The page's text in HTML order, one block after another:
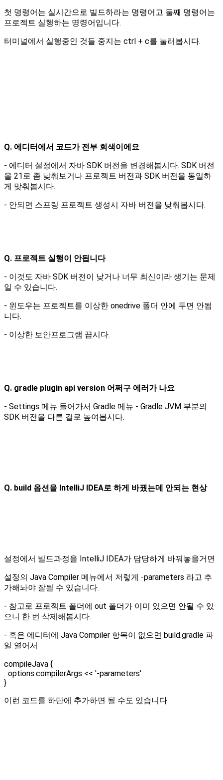
첫 명령어는 실시간으로 빌드하라는 명령어고 둘째 명령어는
프로젝트 실행하는 명령어입니다.
터미널에서 실행중인 것들 중지는 ctrl + c를 눌러봅시다.
Q. 에디터에서 코드가 전부 회색이에요
- 에디터 설정에서 자바 SDK 버전을 변경해봅시다. SDK 버전
을 21로 좀 낮춰보거나 프로젝트 버전과 SDK 버전을 동일하
게 맞춰봅시다.
- 안되면 스프링 프로젝트 생성시 자바 버전을 낮춰봅시다.
Q. 프로젝트 실행이 안됩니다
- 이것도 자바 SDK 버전이 낮거나 너무 최신이라 생기는 문제
일 수 있습니다.
- 윈도우는 프로젝트를 이상한 onedrive 폴더 안에 두면 안됩
니다.
- 이상한 보안프로그램 끕시다.
Q. gradle plugin api version 어쩌구 에러가 나요
- Settings 메뉴 들어가서 Gradle 메뉴 - Gradle JVM 부분의
SDK 버전을 다른 걸로 높여봅시다.
Q. build 옵션을 IntelliJ IDEA로 하게 바꿨는데 안되는 현상
설정에서 빌드과정을 IntelliJ IDEA가 담당하게 바꿔놓을거면
설정의 Java Compiler 메뉴에서 저렇게 -parameters 라고 추
가해놔야 잘될 수 있습니다.
- 참고로 프로젝트 폴더에 out 폴더가 이미 있으면 안될 수 있
으니 한 번 삭제해봅시다.
- 혹은 에디터에 Java Compiler 항목이 없으면 build.gradle 파
일 열어서
compileJava {
options.compilerArgs << '-parameters'
}
이런 코드를 하단에 추가하면 될 수도 있습니다.